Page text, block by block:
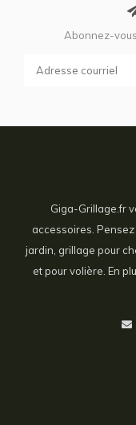
Abonnez-
Giga-Grillage.fr
accessoires.
jardin, grillage pour
et pour volière. En